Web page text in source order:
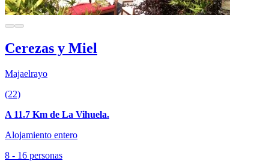
Cerezas y Miel
Majaelrayo
(22)
A 11.7 Km de La Vihuela.
Alojamiento entero
8 - 16 personas